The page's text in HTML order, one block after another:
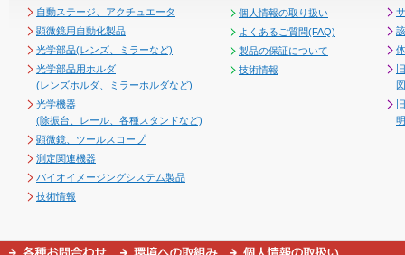
自動ステージ、アクチュエータ
顕微鏡用自動化製品
光学部品(レンズ、ミラーなど)
光学部品用ホルダ
(レンズホルダ、ミラーホルダなど)
光学機器
(除振台、レール、各種スタンドなど)
顕微鏡、ツールスコープ
測定関連機器
バイオイメージングシステム製品
技術情報
個人情報の取り扱い
よくあるご質問(FAQ)
製品の保証について
技術情報